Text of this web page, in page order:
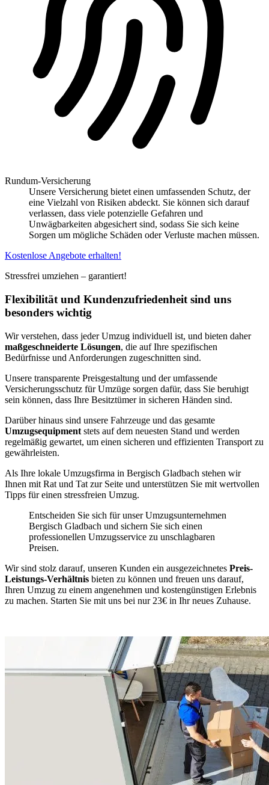
Rundum-Versicherung
Unsere Versicherung bietet einen umfassenden Schutz, der
eine Vielzahl von Risiken abdeckt. Sie können sich darauf
verlassen, dass viele potenzielle Gefahren und
Unwägbarkeiten abgesichert sind, sodass Sie sich keine
Sorgen um mögliche Schäden oder Verluste machen müssen.
Kostenlose Angebote erhalten!
Stressfrei umziehen – garantiert!
Flexibilität und Kundenzufriedenheit sind uns
besonders wichtig
Wir verstehen, dass jeder Umzug individuell ist, und bieten daher
maßgeschneiderte Lösungen, die auf Ihre spezifischen
Bedürfnisse und Anforderungen zugeschnitten sind.
Unsere transparente Preisgestaltung und der umfassende
Versicherungsschutz für Umzüge sorgen dafür, dass Sie beruhigt
sein können, dass Ihre Besitztümer in sicheren Händen sind.
Darüber hinaus sind unsere Fahrzeuge und das gesamte
Umzugsequipment stets auf dem neuesten Stand und werden
regelmäßig gewartet, um einen sicheren und effizienten Transport zu
gewährleisten.
Als Ihre lokale Umzugsfirma in Bergisch Gladbach stehen wir
Ihnen mit Rat und Tat zur Seite und unterstützen Sie mit wertvollen
Tipps für einen stressfreien Umzug.
Entscheiden Sie sich für unser Umzugsunternehmen
Bergisch Gladbach und sichern Sie sich einen
professionellen Umzugsservice zu unschlagbaren
Preisen.
Wir sind stolz darauf, unseren Kunden ein ausgezeichnetes Preis-
Leistungs-Verhältnis bieten zu können und freuen uns darauf,
Ihren Umzug zu einem angenehmen und kostengünstigen Erlebnis
zu machen. Starten Sie mit uns bei nur 23€ in Ihr neues Zuhause.